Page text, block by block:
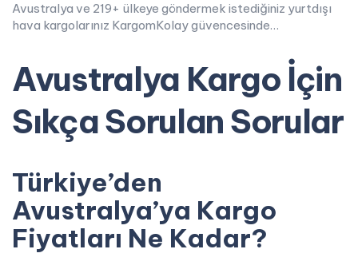
Avustralya ve 219+ ülkeye göndermek istediğiniz yurtdışı
hava kargolarınız KargomKolay güvencesinde…
Avustralya Kargo İçin
Sıkça Sorulan Sorular
Türkiye’den
Avustralya’ya Kargo
Fiyatları Ne Kadar?